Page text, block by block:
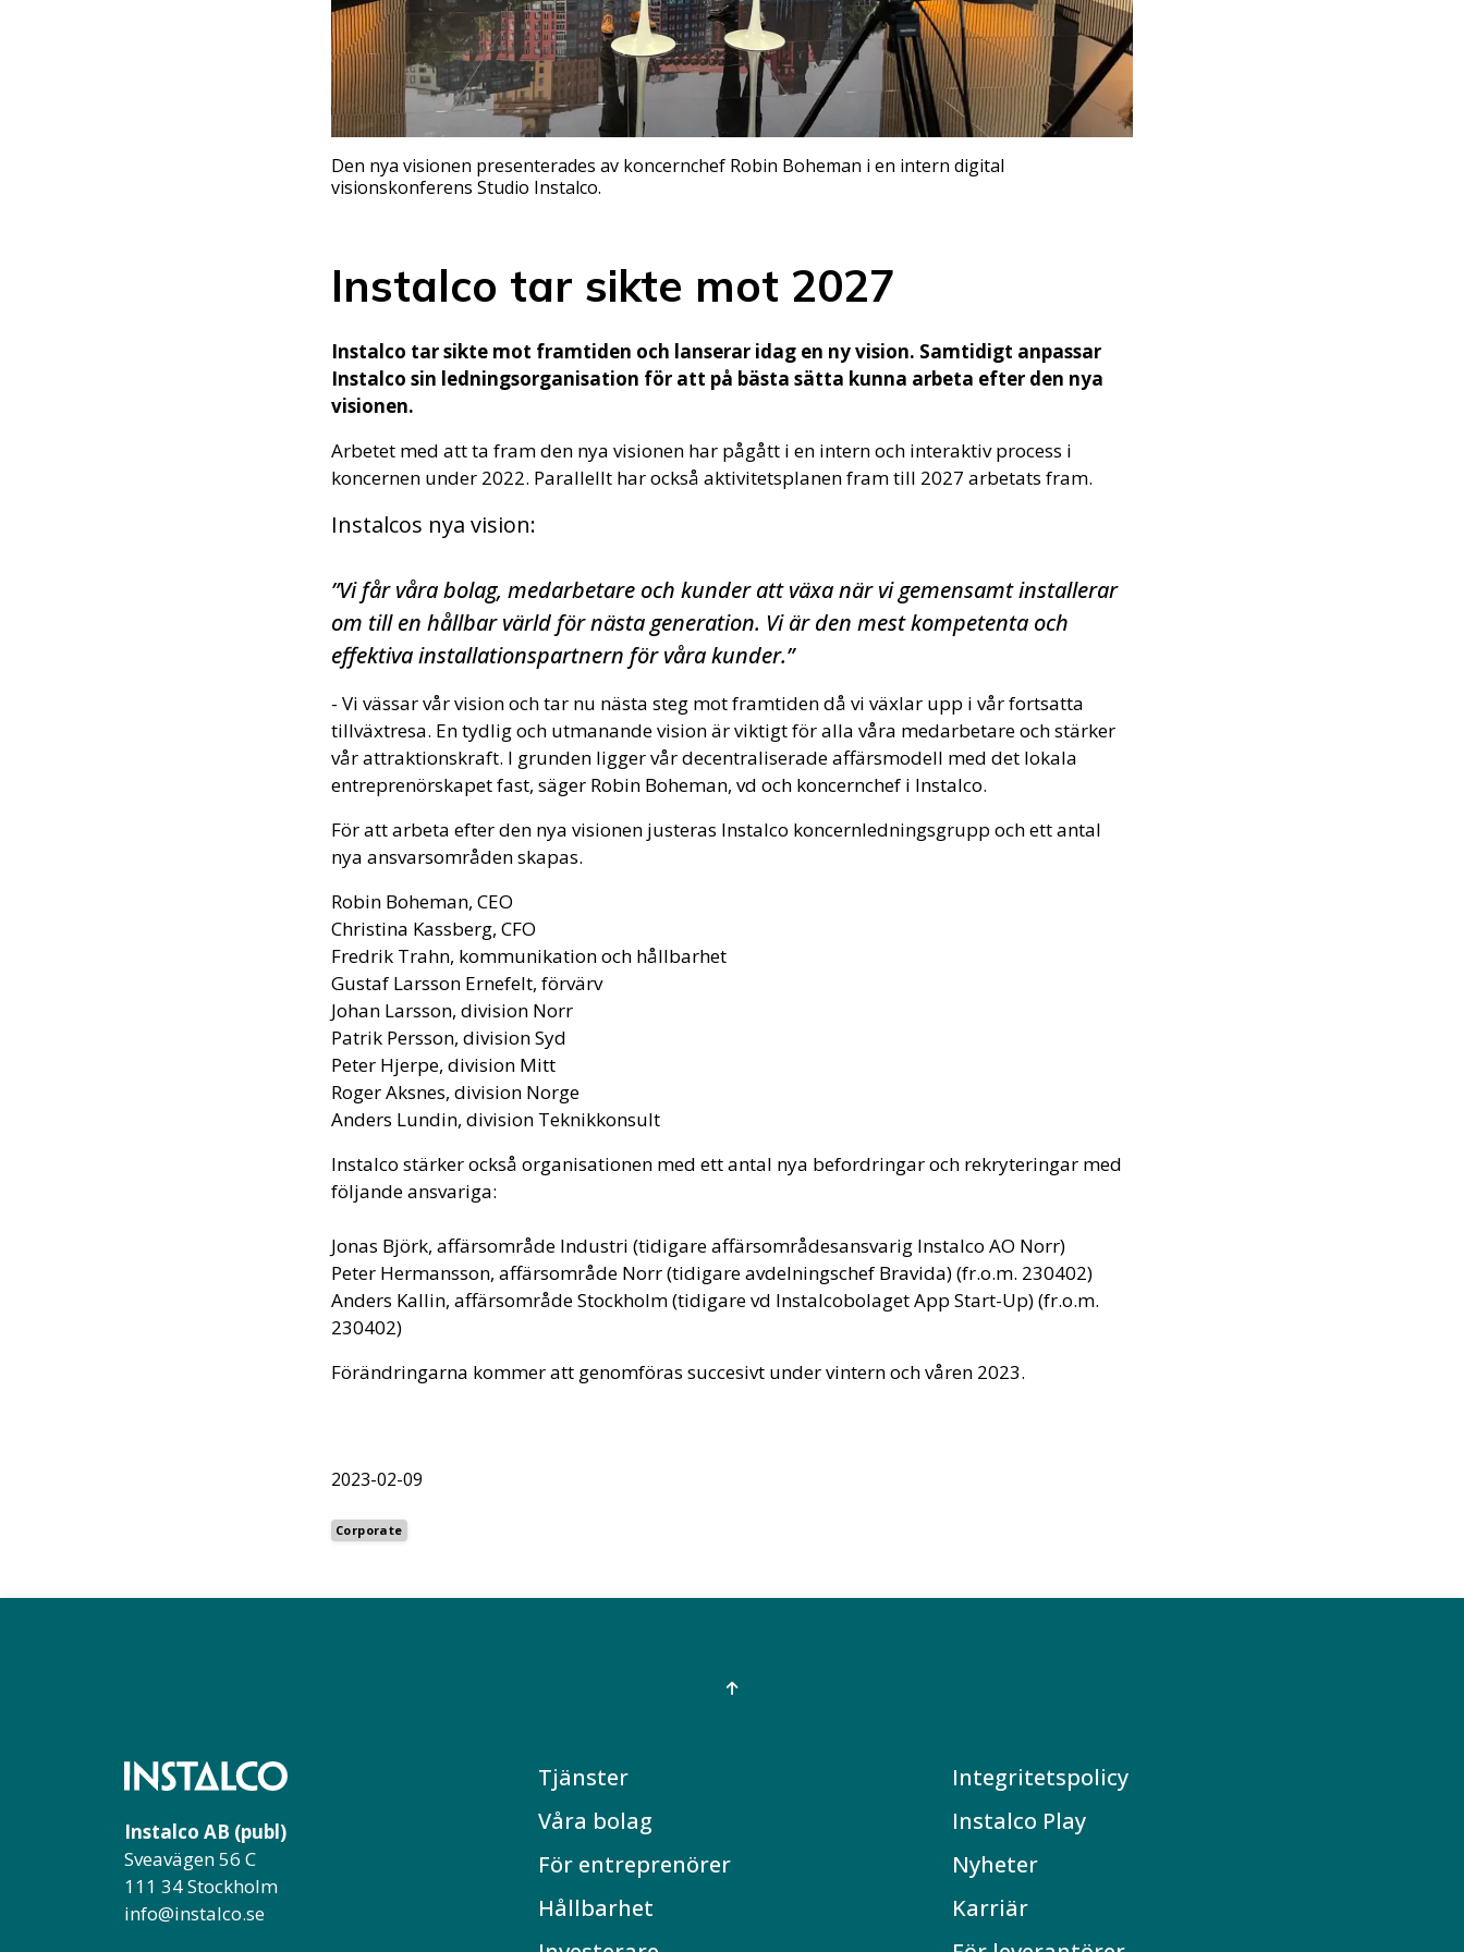
Den nya visionen presenterades av koncernchef Robin Boheman i en intern digital
visionskonferens Studio Instalco.
Instalco tar sikte mot 2027
Instalco tar sikte mot framtiden och lanserar idag en ny vision. Samtidigt anpassar
Instalco sin ledningsorganisation för att på bästa sätta kunna arbeta efter den nya
visionen.
Arbetet med att ta fram den nya visionen har pågått i en intern och interaktiv process i
koncernen under 2022. Parallellt har också aktivitetsplanen fram till 2027 arbetats fram.
Instalcos nya vision:
”Vi får våra bolag, medarbetare och kunder att växa när vi gemensamt installerar
om till en hållbar värld för nästa generation. Vi är den mest kompetenta och
effektiva installationspartnern för våra kunder.”
- Vi vässar vår vision och tar nu nästa steg mot framtiden då vi växlar upp i vår fortsatta
tillväxtresa. En tydlig och utmanande vision är viktigt för alla våra medarbetare och stärker
vår attraktionskraft. I grunden ligger vår decentraliserade affärsmodell med det lokala
entreprenörskapet fast, säger Robin Boheman, vd och koncernchef i Instalco.
För att arbeta efter den nya visionen justeras Instalco koncernledningsgrupp och ett antal
nya ansvarsområden skapas.
Robin Boheman, CEO
Christina Kassberg, CFO
Fredrik Trahn, kommunikation och hållbarhet
Gustaf Larsson Ernefelt, förvärv
Johan Larsson, division Norr
Patrik Persson, division Syd
Peter Hjerpe, division Mitt
Roger Aksnes, division Norge
Anders Lundin, division Teknikkonsult
Instalco stärker också organisationen med ett antal nya befordringar och rekryteringar med
följande ansvariga:
Jonas Björk, affärsområde Industri (tidigare affärsområdesansvarig Instalco AO Norr)
Peter Hermansson, affärsområde Norr (tidigare avdelningschef Bravida) (fr.o.m. 230402)
Anders Kallin, affärsområde Stockholm (tidigare vd Instalcobolaget App Start-Up) (fr.o.m.
230402)
Förändringarna kommer att genomföras succesivt under vintern och våren 2023.
2023-02-09
Corporate
Instalco AB (publ)
Sveavägen 56 C
111 34 Stockholm
info@instalco.se
Tjänster
Våra bolag
För entreprenörer
Hållbarhet
Integritetspolicy
Instalco Play
Nyheter
Karriär